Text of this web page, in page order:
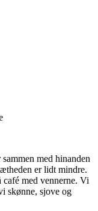
med hinanden
er lidt mindre.
med vennerne. Vi
skønne, sjove og